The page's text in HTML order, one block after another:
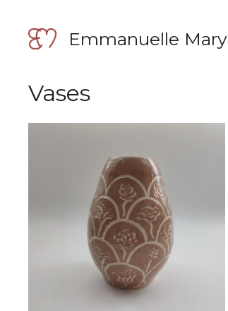
contenu
Emmanuelle Mary
Vases